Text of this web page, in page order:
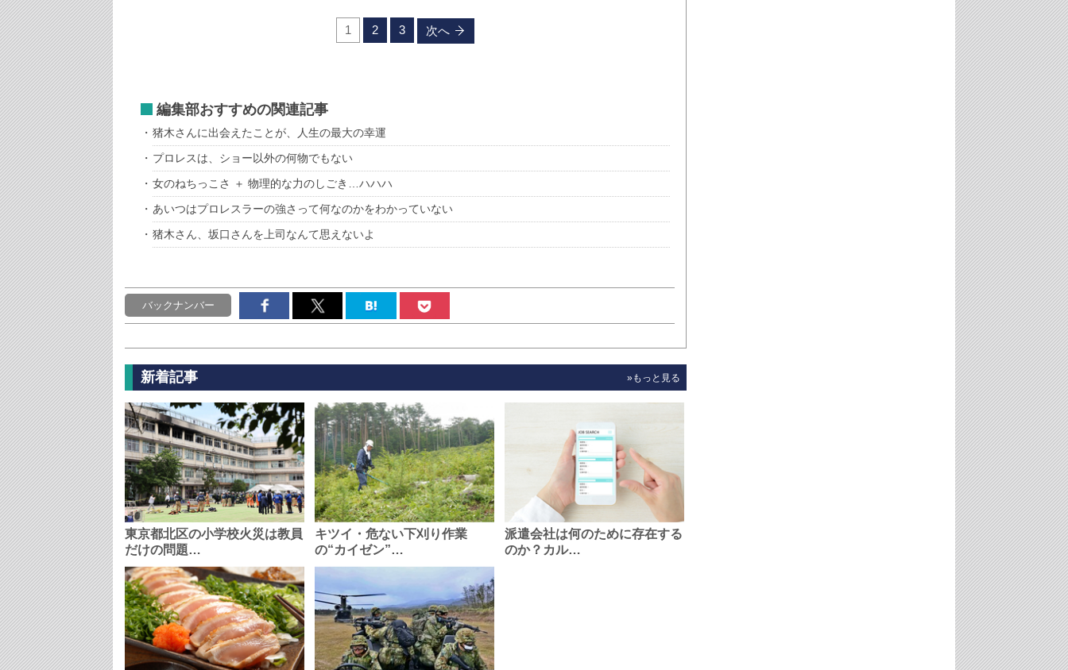
1 2 3 次へ
編集部おすすめの関連記事
猪木さんに出会えたことが、人生の最大の幸運
プロレスは、ショー以外の何物でもない
女のねちっこさ ＋ 物理的な力のしごき…ハハハ
あいつはプロレスラーの強さって何なのかをわかっていない
猪木さん、坂口さんを上司なんて思えないよ
バックナンバー
新着記事 »もっと見る
東京都北区の小学校火災は教員
だけの問題…
キツイ・危ない下刈り作業
の“カイゼン”…
派遣会社は何のために存在する
のか？カル…